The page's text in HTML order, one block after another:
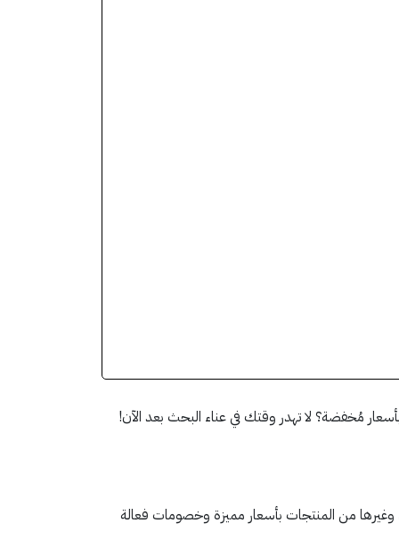
مُخفضة؟ لا تهدر وقتك في عناء البحث بعد الآن!
من المنتجات بأسعار مميزة وخصومات فعالة